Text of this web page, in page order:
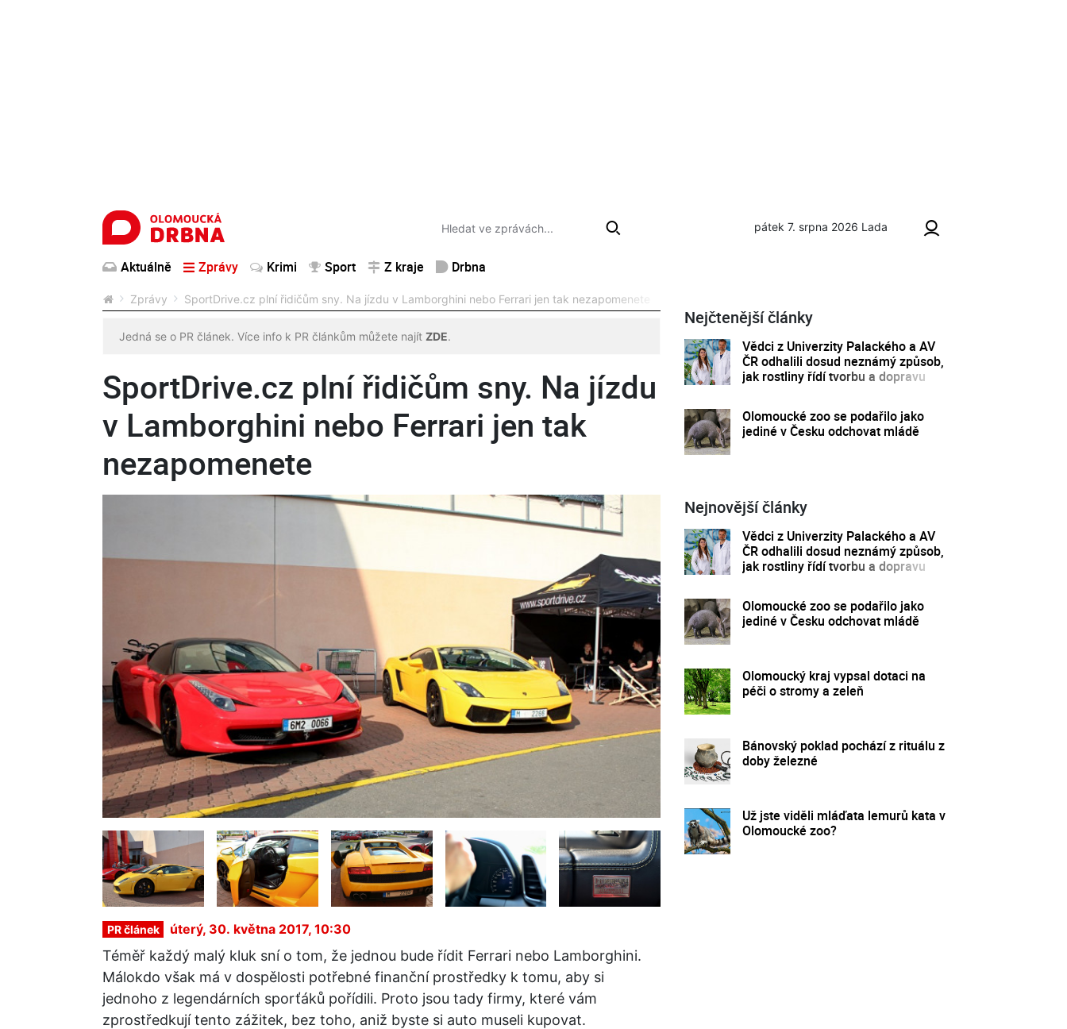
pátek 7. srpna 2026 Lada
Aktuálně Zprávy Krimi Sport Z kraje Drbna
Zprávy SportDrive.cz plní řidičům sny. Na jízdu v Lamborghini nebo Ferrari jen tak nezapomenete
Jedná se o PR článek. Více info k PR článkům můžete najít ZDE.
SportDrive.cz plní řidičům sny. Na jízdu
v Lamborghini nebo Ferrari jen tak
nezapomenete
PR článek úterý, 30. května 2017, 10:30
Téměř každý malý kluk sní o tom, že jednou bude řídit Ferrari nebo Lamborghini.
Málokdo však má v dospělosti potřebné finanční prostředky k tomu, aby si
jednoho z legendárních sporťáků pořídili. Proto jsou tady firmy, které vám
zprostředkují tento zážitek, bez toho, aniž byste si auto museli kupovat.
Nejčtenější články
Vědci z Univerzity Palackého a AV
ČR odhalili dosud neznámý způsob,
jak rostliny řídí tvorbu a dopravu
Olomoucké zoo se podařilo jako
jediné v Česku odchovat mládě
Nejnovější články
Vědci z Univerzity Palackého a AV
ČR odhalili dosud neznámý způsob,
jak rostliny řídí tvorbu a dopravu
Olomoucké zoo se podařilo jako
jediné v Česku odchovat mládě
Olomoucký kraj vypsal dotaci na
péči o stromy a zeleň
Bánovský poklad pochází z rituálu z
doby železné
Už jste viděli mláďata lemurů kata v
Olomoucké zoo?